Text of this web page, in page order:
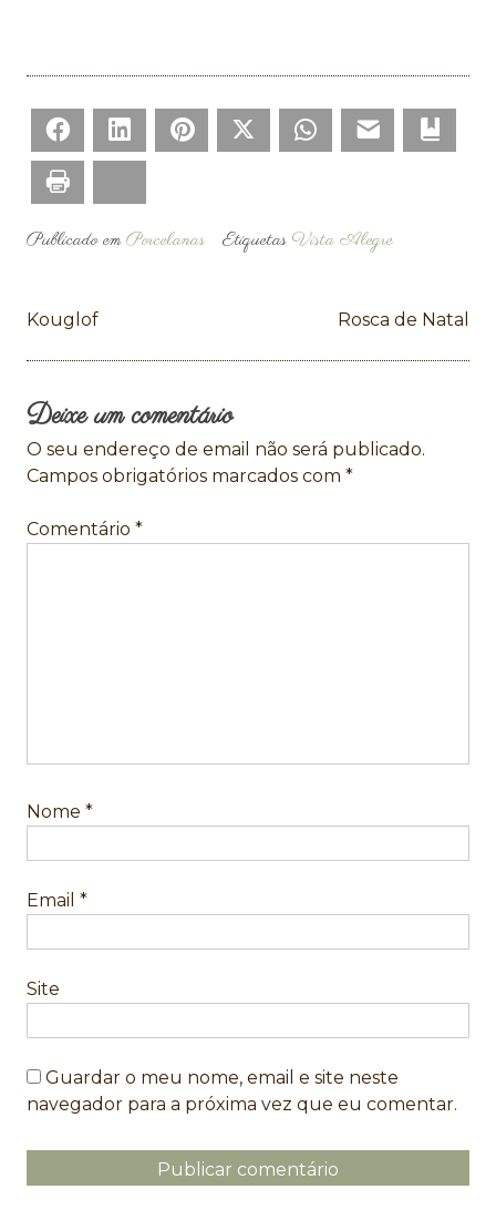
Facebook LinkedIn Pinterest Twitter WhatsApp
Publicado emPorcelanas Etiquetas Vista Alegre
Navegação
de
artigos
Kouglof Rosca de Natal
Deixe um comentário
O seu endereço de email não será publicado.
Campos obrigatórios marcados com *
Comentário *
Nome *
Email *
Site
Guardar o meu nome, email e site neste
navegador para a próxima vez que eu comentar.